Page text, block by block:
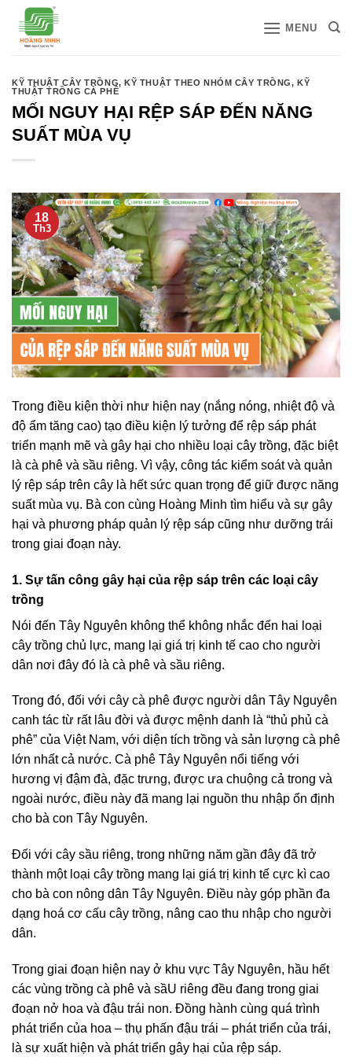
qua
MENU
KỸ THUẬT CÂY TRỒNG,KỸ THUẬT THEO NHÓM CÂY TRỒNG,KỸ
THUẬT TRỒNG CÀ PHÊ
MỐI NGUY HẠI RỆP SÁP ĐẾN NĂNG
SUẤT MÙA VỤ
18
Th3
Trong điều kiện thời như hiện nay (nắng nóng, nhiệt độ và
độ ẩm tăng cao) tạo điều kiện lý tưởng để rệp sáp phát
triển mạnh mẽ và gây hại cho nhiều loại cây trồng, đặc biệt
là cà phê và sầu riêng. Vì vậy, công tác kiểm soát và quản
lý rệp sáp trên cây là hết sức quan trọng để giữ được năng
suất mùa vụ. Bà con cùng Hoàng Minh tìm hiểu và sự gây
hại và phương pháp quản lý rệp sáp cũng như dưỡng trái
trong giai đoạn này.
1. Sự tấn công gây hại của rệp sáp trên các loại cây
trồng
Nói đến Tây Nguyên không thể không nhắc đến hai loại
cây trồng chủ lực, mang lại giá trị kinh tế cao cho người
dân nơi đây đó là cà phê và sầu riêng.
Trong đó, đối với cây cà phê được người dân Tây Nguyên
canh tác từ rất lâu đời và được mệnh danh là “thủ phủ cà
phê” của Việt Nam, với diện tích trồng và sản lượng cà phê
lớn nhất cả nước. Cà phê Tây Nguyên nổi tiếng với
hương vị đậm đà, đặc trưng, được ưa chuộng cả trong và
ngoài nước, điều này đã mang lại nguồn thu nhập ổn định
cho bà con Tây Nguyên.
Đối với cây sầu riêng, trong những năm gần đây đã trở
thành một loại cây trồng mang lại giá trị kinh tế cực kì cao
cho bà con nông dân Tây Nguyên. Điều này góp phần đa
dạng hoá cơ cấu cây trồng, nâng cao thu nhập cho người
dân.
Trong giai đoạn hiện nay ở khu vực Tây Nguyên, hầu hết
các vùng trồng cà phê và sầU riêng đều đang trong giai
đoạn nở hoa và đậu trái non. Đồng hành cùng quá trình
phát triển của hoa – thụ phấn đậu trái – phát triển của trái,
là sự xuất hiện và phát triển gây hại của rệp sáp.